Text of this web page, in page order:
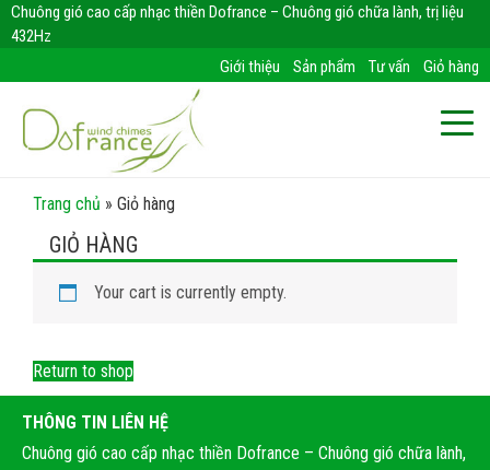
Chuông gió cao cấp nhạc thiền Dofrance – Chuông gió chữa lành, trị liệu
432Hz
Giỏ hàng
Tư vấn
Sản phẩm
Giới thiệu
Trang chủ » Giỏ hàng
GIỎ HÀNG
Your cart is currently empty.
Return to shop
THÔNG TIN LIÊN HỆ
Chuông gió cao cấp nhạc thiền Dofrance – Chuông gió chữa lành,